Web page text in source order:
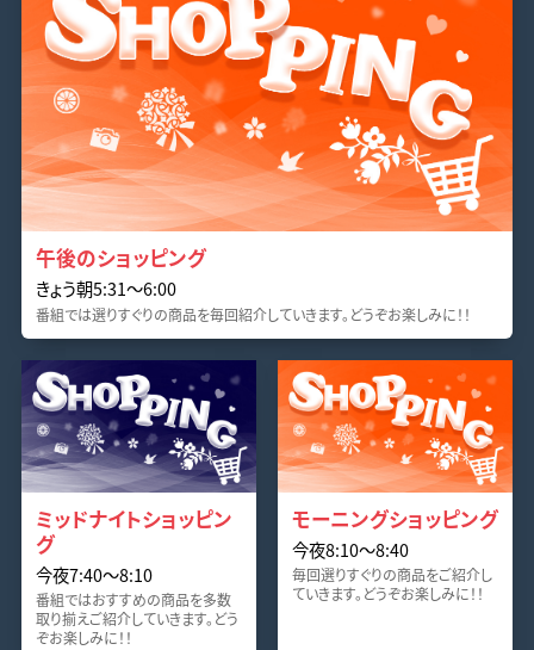
午後のショッピング
きょう朝5:31〜6:00
番組では選りすぐりの商品を毎回紹介していきます。どうぞお楽しみに！！
ミッドナイトショッピン
グ
今夜7:40〜8:10
番組ではおすすめの商品を多数
取り揃えご紹介していきます。どう
ぞお楽しみに！！
モーニングショッピング
今夜8:10〜8:40
毎回選りすぐりの商品をご紹介し
ていきます。どうぞお楽しみに！！